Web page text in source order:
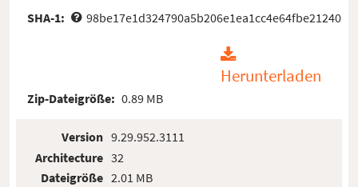
SHA-1:
98be17e1d324790a5b206e1ea1cc4e64fbe21240
Herunterladen
Zip-Dateigröße: 0.89 MB
Version
Architecture
Dateigröße
9.29.952.3111
32
2.01 MB